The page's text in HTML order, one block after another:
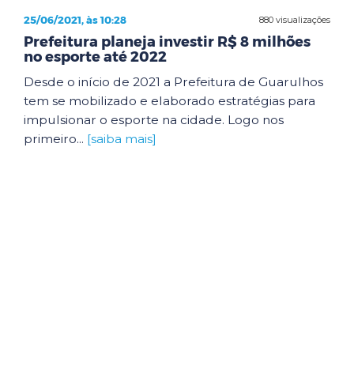
880 visualizações
25/06/2021, às 10:28
Prefeitura planeja investir R$ 8 milhões
no esporte até 2022
Desde o início de 2021 a Prefeitura de Guarulhos
tem se mobilizado e elaborado estratégias para
impulsionar o esporte na cidade. Logo nos
primeiro... [saiba mais]